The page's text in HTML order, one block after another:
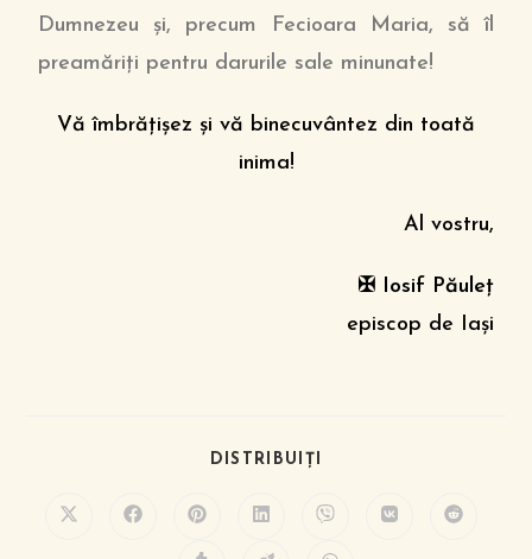
Dumnezeu şi, precum Fecioara Maria, să îl
preamăriţi pentru darurile sale minunate!
Vă îmbrăţişez şi vă binecuvântez din toată
inima!
Al vostru,
✠ Iosif Păuleţ
episcop de Iaşi
DISTRIBUIȚI